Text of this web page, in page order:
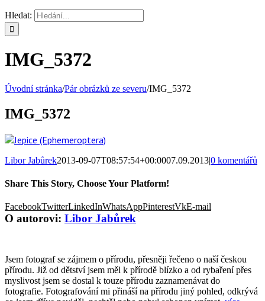
Hledat:
IMG_5372
Úvodní stránka/Pár obrázků ze severu/IMG_5372
IMG_5372
Libor Jabůrek2013-09-07T08:57:54+00:0007.09.2013|0 komentářů
Share This Story, Choose Your Platform!
FacebookTwitterLinkedInWhatsAppPinterestVkE-mail
O autorovi: Libor Jabůrek
Jsem fotograf se zájmem o přírodu, přesněji řečeno o naší českou
přírodu. Již od dětství jsem měl k přírodě blízko a od rybaření přes
myslivost jsem se dostal k touze přírodu zaznamenávat do
fotografie. Fotografování mi přináší na přírodu jiný pohled, odkrývá